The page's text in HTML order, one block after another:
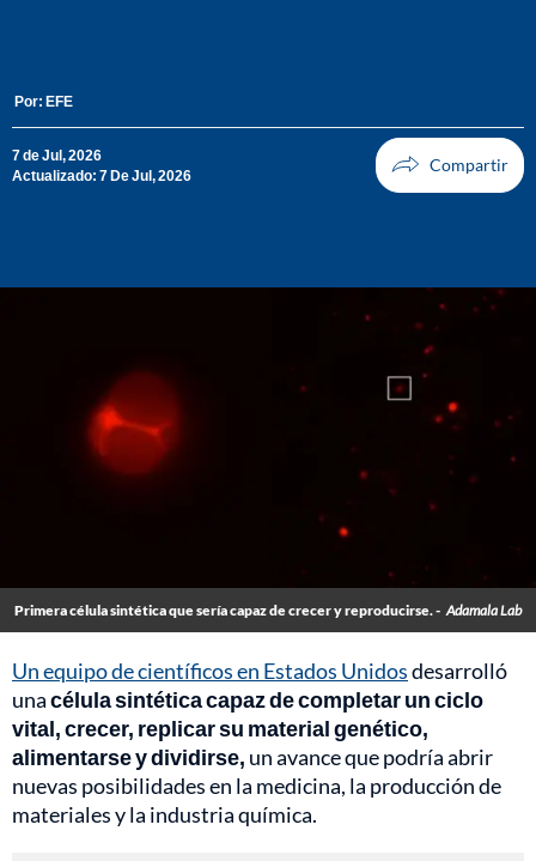
Por: EFE
7 de Jul, 2026
Actualizado: 7 De Jul, 2026
Primera célula sintética que sería capaz de crecer y reproducirse. - Adamala Lab
Un equipo de científicos en Estados Unidosdesarrolló
unacélula sintética capaz de completar un ciclo
vital, crecer, replicar su material genético,
alimentarse y dividirse, un avance que podría abrir
nuevas posibilidades en la medicina, la producción de
materiales y la industria química.